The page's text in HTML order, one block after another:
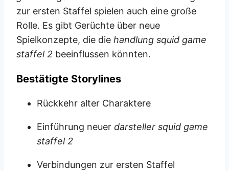
zur ersten Staffel spielen auch eine große
Rolle. Es gibt Gerüchte über neue
Spielkonzepte, die die handlung squid game
staffel 2 beeinflussen könnten.
Bestätigte Storylines
Rückkehr alter Charaktere
Einführung neuer darsteller squid game
staffel 2
Verbindungen zur ersten Staffel